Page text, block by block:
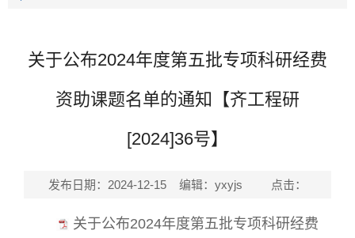
关于公布2024年度第五批专项科研经费
资助课题名单的通知【齐工程研
[2024]36号】
发布日期：2024-12-15 编辑：yxyjs 点击：
关于公布2024年度第五批专项科研经费